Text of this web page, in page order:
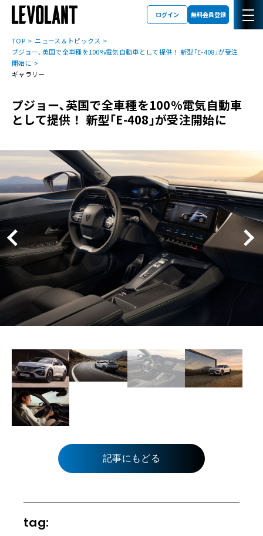
ログイン 無料会員登録
TOP
ニュース＆トピックス
プジョー､英国で全車種を100%電気自動車として提供！ 新型｢E-408｣が受注
開始に
ギャラリー
プジョー､英国で全車種を100%電気自動車
として提供！ 新型｢E-408｣が受注開始に
記事にもどる
tag: